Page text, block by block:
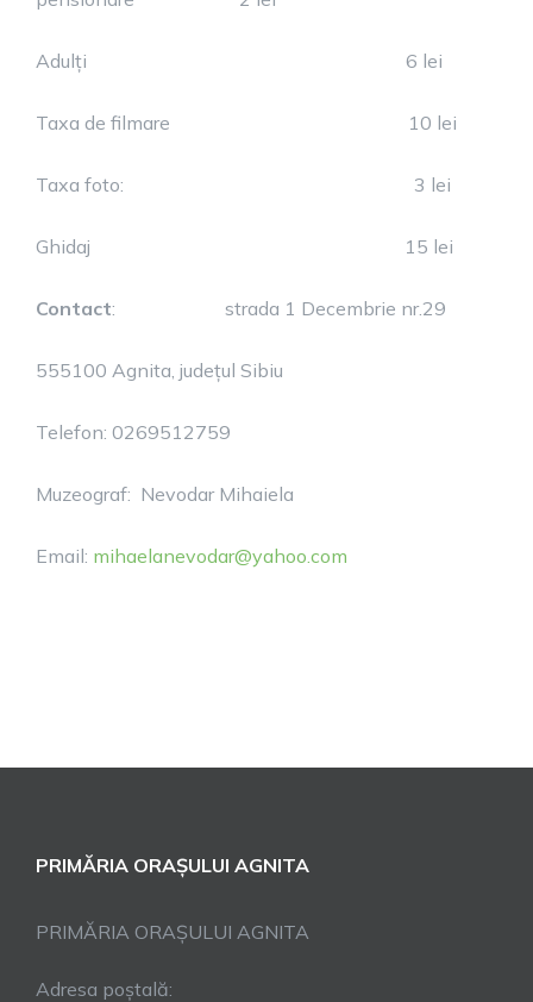
Adulți 6 lei
Taxa de filmare 10 lei
Taxa foto: 3 lei
Ghidaj 15 lei
Contact: strada 1 Decembrie nr.29
555100 Agnita, județul Sibiu
Telefon: 0269512759
Muzeograf: Nevodar Mihaiela
Email: mihaelanevodar@yahoo.com
PRIMĂRIA ORAȘULUI AGNITA
PRIMĂRIA ORAȘULUI AGNITA
Adresa poștală: